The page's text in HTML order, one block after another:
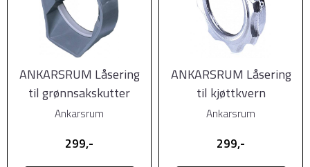
ANKARSRUM Låsering
til grønnsakskutter
Ankarsrum
299,-
ANKARSRUM Låsering
til kjøttkvern
Ankarsrum
299,-